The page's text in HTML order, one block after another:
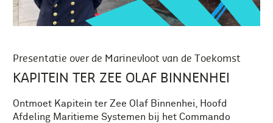
Presentatie over de Marinevloot van de Toekomst
KAPITEIN TER ZEE OLAF BINNENHEI
Ontmoet Kapitein ter Zee Olaf Binnenhei, Hoofd
Afdeling Maritieme Systemen bij het Commando